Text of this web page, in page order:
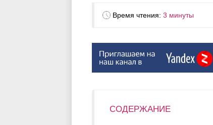
Время чтения: 3 минуты
СОДЕРЖАНИЕ